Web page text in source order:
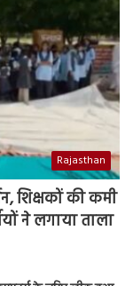
Rajasthan
शिक्षकों की कमी
ने लगाया ताला